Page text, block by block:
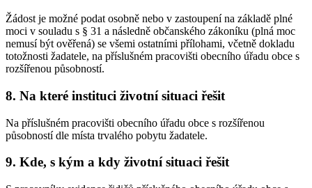
Žádost je možné podat osobně nebo v zastoupení na základě plné
moci v souladu s § 31 a následně občanského zákoníku (plná moc
nemusí být ověřená) se všemi ostatními přílohami, včetně dokladu
totožnosti žadatele, na příslušném pracovišti obecního úřadu obce s
rozšířenou působností.
8. Na které instituci životní situaci řešit
Na příslušném pracovišti obecního úřadu obce s rozšířenou
působností dle místa trvalého pobytu žadatele.
9. Kde, s kým a kdy životní situaci řešit